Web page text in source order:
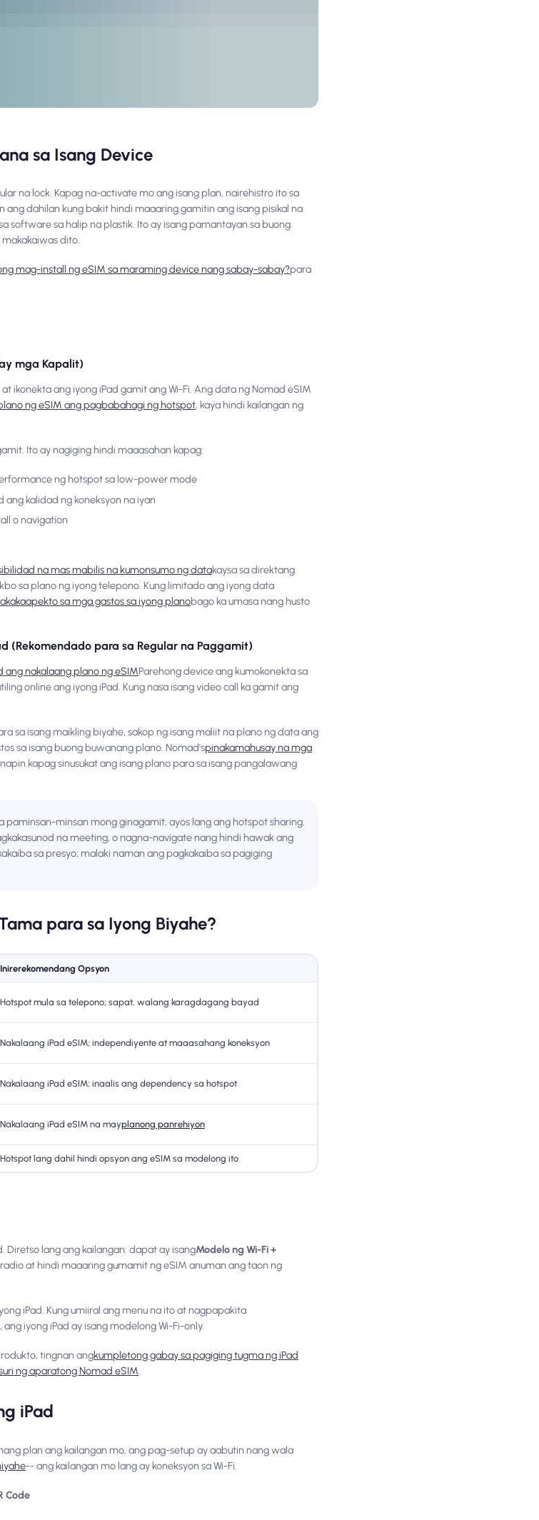
sa Isang Device
na lock. Kapag na-activate mo ang isang plan, nairehistro ito sa
dahilan kung bakit hindi maaaring gamitin ang isang pisikal na
software sa halip na plastik. Ito ay isang pamantayan sa buong
dito.
mag-install ng eSIM sa maraming device nang sabay-sabay?para
mga Kapalit)
ikonekta ang iyong iPad gamit ang Wi-Fi. Ang data ng Nomad eSIM
ng eSIM ang pagbabahagi ng hotspot, kaya hindi kailangan ng
Ito ay nagiging hindi maaasahan kapag:
ng hotspot sa low-power mode
kalidad ng koneksyon na iyan
o navigation
na mas mabilis na kumonsumo ng datakaysa sa direktang
sa plano ng iyong telepono. Kung limitado ang iyong data
sa mga gastos sa iyong planobago ka umasa nang husto
(Rekomendado para sa Regular na Paggamit)
ang nakalaang plano ng eSIMParehong device ang kumokonekta sa
online ang iyong iPad. Kung nasa isang video call ka gamit ang
sa isang maikling biyahe, sakop ng isang maliit na plano ng data ang
sa isang buong buwanang plano. Nomad'spinakamahusay na mga
kapag sinusukat ang isang plano para sa isang pangalawang
paminsan-minsan mong ginagamit, ayos lang ang hotspot sharing.
na meeting, o nagna-navigate nang hindi hawak ang
sa presyo; malaki naman ang pagkakaiba sa pagiging
para sa Iyong Biyahe?
Inirerekomendang Opsyon
Hotspot mula sa telepono; sapat, walang karagdagang bayad
Nakalaang iPad eSIM; independiyente at maaasahang koneksyon
Nakalaang iPad eSIM; inaalis ang dependency sa hotspot
Nakalaang iPad eSIM na mayplanong panrehiyon
Hotspot lang dahil hindi opsyon ang eSIM sa modelong ito
Diretso lang ang kailangan: dapat ay isangModelo ng Wi-Fi +
at hindi maaaring gumamit ng eSIM anuman ang taon ng
iPad. Kung umiiral ang menu na ito at nagpapakita
iyong iPad ay isang modelong Wi-Fi-only.
tingnan angkumpletong gabay sa pagiging tugma ng iPad
ng aparatong Nomad eSIM.
iPad
plan ang kailangan mo, ang pag-setup ay aabutin nang wala
-- ang kailangan mo lang ay koneksyon sa Wi-Fi.
Code